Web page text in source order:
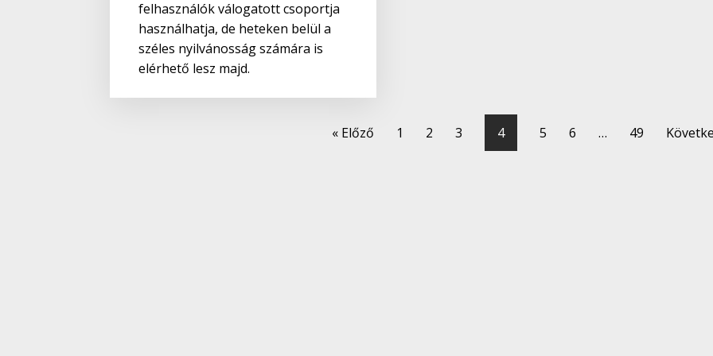
felhasználók válogatott csoportja
használhatja, de heteken belül a
széles nyilvánosság számára is
elérhető lesz majd.
« Előző 1 2 3 4 5 6 … 49